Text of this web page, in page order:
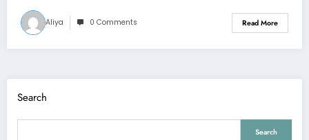
Aliya 0 Comments Read More
Search
Search